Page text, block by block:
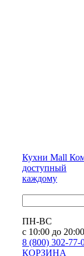
Кухни Mall
доступный
каждому
ПН-ВС
с 10:00 до 20:00
8 (800) 302-77-
КОРЗИНА